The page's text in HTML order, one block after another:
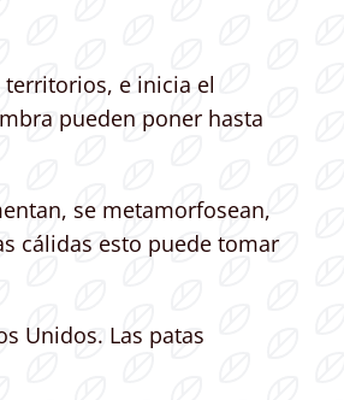
territorios, e inicia el
pueden poner hasta
se metamorfosean,
cálidas esto puede tomar
Unidos. Las patas